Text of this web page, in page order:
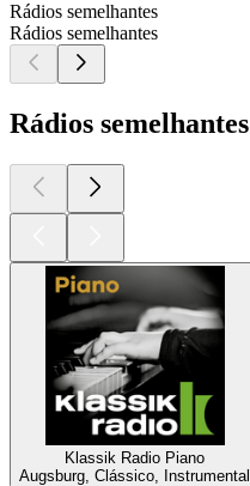
Rádios semelhantes
Rádios semelhantes
Rádios semelhantes
Klassik Radio Piano
Augsburg, Clássico, Instrumental